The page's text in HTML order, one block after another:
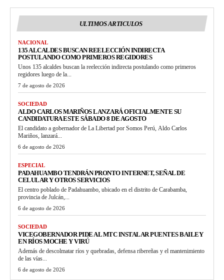
ULTIMOS ARTICULOS
NACIONAL
135 ALCALDES BUSCAN REELECCIÓN INDIRECTA
POSTULANDO COMO PRIMEROS REGIDORES
Unos 135 alcaldes buscan la reelección indirecta postulando como primeros
regidores luego de la...
7 de agosto de 2026
SOCIEDAD
ALDO CARLOS MARIÑOS LANZARÁ OFICIALMENTE SU
CANDIDATURA ESTE SÁBADO 8 DE AGOSTO
El candidato a gobernador de La Libertad por Somos Perú, Aldo Carlos
Mariños, lanzará...
6 de agosto de 2026
ESPECIAL
PADAHUAMBO TENDRÁN PRONTO INTERNET, SEÑAL DE
CELULAR Y OTROS SERVICIOS
El centro poblado de Padahuambo, ubicado en el distrito de Carabamba,
provincia de Julcán,...
6 de agosto de 2026
SOCIEDAD
VICEGOBERNADOR PIDE AL MTC INSTALAR PUENTES BAILEY
EN RÍOS MOCHE Y VIRÚ
Además de descolmatar ríos y quebradas, defensa ribereñas y el mantenimiento
de las vías...
6 de agosto de 2026